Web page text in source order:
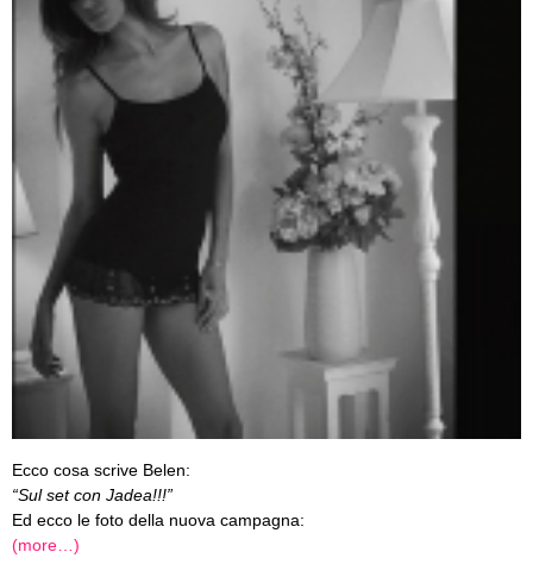
Ecco cosa scrive Belen:
“Sul set con Jadea!!!”
Ed ecco le foto della nuova campagna:
(more…)